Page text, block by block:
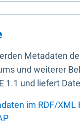
Metadaten
und weiterer
1.1 und liefert
im RDF/XML